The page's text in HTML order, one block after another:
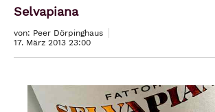
Selvapiana
von: Peer Dörpinghaus
17. März 2013 23:00